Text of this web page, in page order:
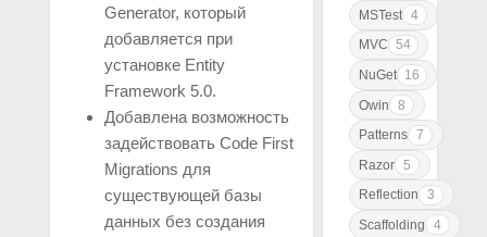
Generator, который
добавляется при
установке Entity
Framework 5.0.
Добавлена возможность
задействовать Code First
Migrations для
существующей базы
данных без создания
MSTest 4
MVC 54
NuGet 16
Owin
8
Patterns 7
Razor 5
Reflection
3
Scaffolding
4